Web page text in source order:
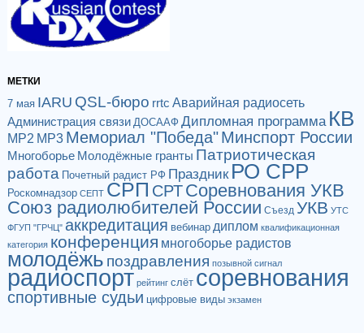
МЕТКИ
7 мая IARU QSL-бюро rrtc Аварийная радиосеть
Администрация связи ДОСААФ Дипломная программа КВ
МР2 МР3 Мемориал "Победа"Минспорт России
Многоборье Молодёжные гранты Патриотическая
работа Почетный радист РФ Праздник РО СРР
Роскомнадзор СЕПТ СРП СРТСоревнования УКВ
Союз радиолюбителей России Съезд УКВ УТС
ФГУП "ГРЧЦ" аккредитация вебинар диплом квалификационная
категория конференция многоборье радистов
молодёжь поздравления позывной сигнал
радиоспорт рейтинг слёт соревнования
спортивные судьи цифровые виды экзамен